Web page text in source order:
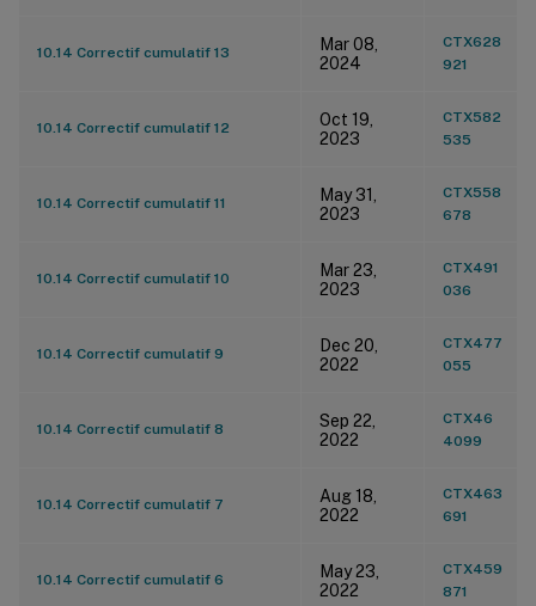
10.14 Correctif cumulatif 13
Mar 08,
2024
CTX628
921
10.14 Correctif cumulatif 12
Oct 19,
2023
CTX582
535
10.14 Correctif cumulatif 11
May 31,
2023
CTX558
678
10.14 Correctif cumulatif 10
Mar 23,
2023
CTX491
036
10.14 Correctif cumulatif 9
Dec 20,
2022
CTX477
055
10.14 Correctif cumulatif 8
Sep 22,
2022
CTX46
4099
10.14 Correctif cumulatif 7
Aug 18,
2022
CTX463
691
10.14 Correctif cumulatif 6
May 23,
2022
CTX459
871